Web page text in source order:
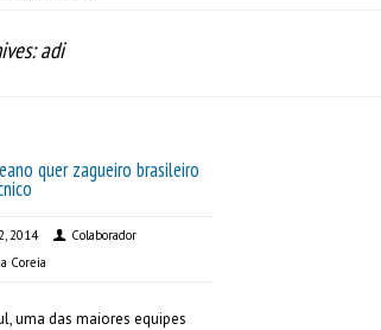
adi
quer zagueiro brasileiro
2014
Colaborador
Coreia
uma das maiores equipes